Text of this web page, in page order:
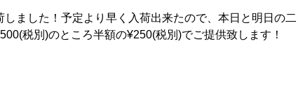
しました！予定より早く入荷出来たので、本日と明日の
税別)のところ半額の¥250(税別)でご提供致します！